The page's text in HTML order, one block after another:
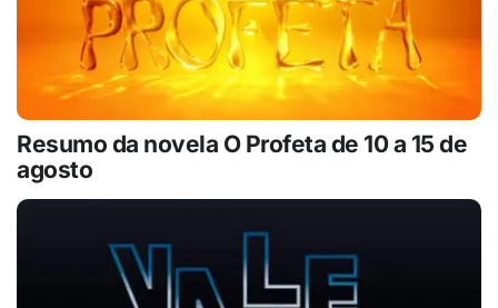
Resumo da novela O Profeta de 10 a 15 de
agosto